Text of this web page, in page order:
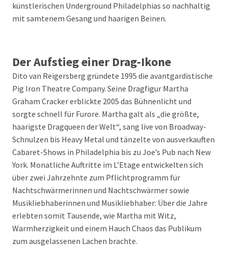
künstlerischen Underground Philadelphias so nachhaltig
mit samtenem Gesang und haarigen Beinen.
Der Aufstieg einer Drag-Ikone
Dito van Reigersberg gründete 1995 die avantgardistische
Pig Iron Theatre Company. Seine Dragfigur Martha
Graham Cracker erblickte 2005 das Bühnenlicht und
sorgte schnell für Furore. Martha galt als „die größte,
haarigste Dragqueen der Welt“, sang live von Broadway-
Schnulzen bis Heavy Metal und tänzelte von ausverkauften
Cabaret-Shows in Philadelphia bis zu Joe’s Pub nach New
York. Monatliche Auftritte im L’Etage entwickelten sich
über zwei Jahrzehnte zum Pflichtprogramm für
Nachtschwärmerinnen und Nachtschwärmer sowie
Musikliebhaberinnen und Musikliebhaber: Über die Jahre
erlebten somit Tausende, wie Martha mit Witz,
Warmherzigkeit und einem Hauch Chaos das Publikum
zum ausgelassenen Lachen brachte.